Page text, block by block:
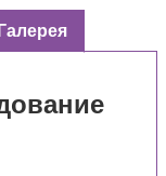
Галерея